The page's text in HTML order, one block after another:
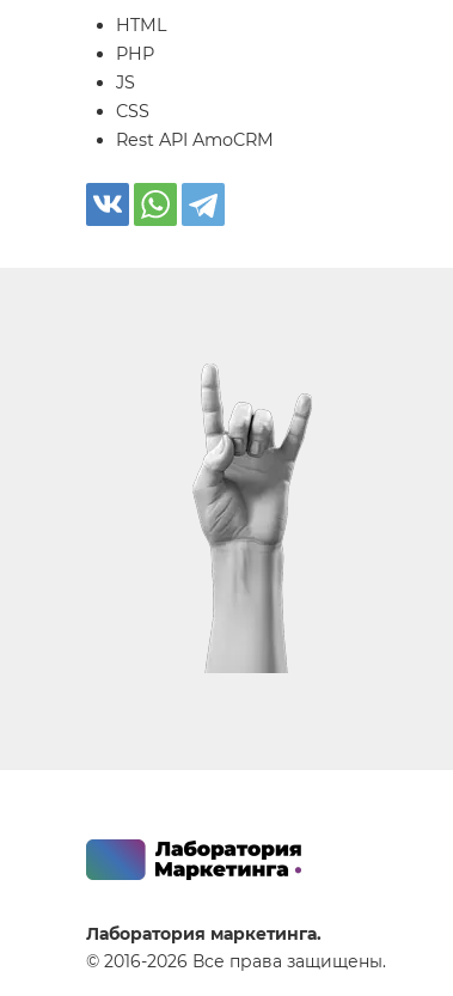
HTML
PHP
JS
CSS
Rest API AmoCRM
Лаборатория маркетинга.
© 2016-2026 Все права защищены.